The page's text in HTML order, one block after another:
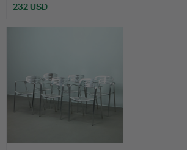
232 USD